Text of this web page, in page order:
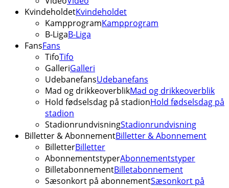
KvindeholdetKvindeholdet
KampprogramKampprogram
B-LigaB-Liga
FansFans
TifoTifo
GalleriGalleri
UdebanefansUdebanefans
Mad og drikkeoverblikMad og drikkeoverblik
Hold fødselsdag på stadionHold fødselsdag på
stadion
StadionrundvisningStadionrundvisning
Billetter & AbonnementBilletter & Abonnement
BilletterBilletter
AbonnementstyperAbonnementstyper
BilletabonnementBilletabonnement
Sæsonkort på abonnementSæsonkort på